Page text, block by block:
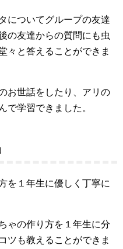
についてグループの友達
の友達からの質問にも虫
々と答えることができま
お世話をしたり、アリの
で学習できました。
を１年生に優しく丁寧に
ゃの作り方を１年生に分
ツも教えることができま